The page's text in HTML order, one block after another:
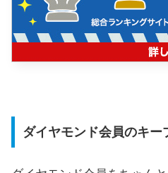
ダイヤモンド会員のキー